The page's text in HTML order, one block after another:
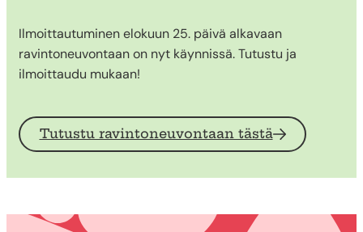
Ilmoittautuminen elokuun 25. päivä alkavaan
ravintoneuvontaan on nyt käynnissä. Tutustu ja
ilmoittaudu mukaan!
Tutustu ravintoneuvontaan tästä